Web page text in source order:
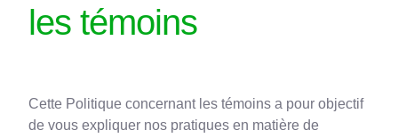
les témoins
Cette Politique concernant les témoins a pour objectif
de vous expliquer nos pratiques en matière de